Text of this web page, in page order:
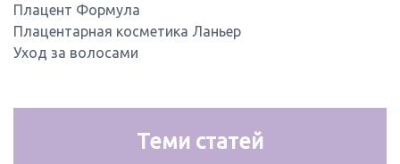
Плацент Формула
Плацентарная косметика Ланьер
Уход за волосами
Теми статей